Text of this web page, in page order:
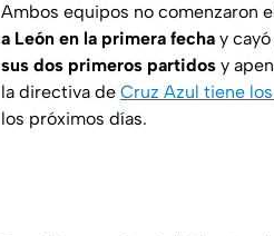
Ambos equipos no comenzaron
a León en la primera fecha y
sus dos primeros partidos y
la directiva de Cruz Azul tiene
los próximos días.